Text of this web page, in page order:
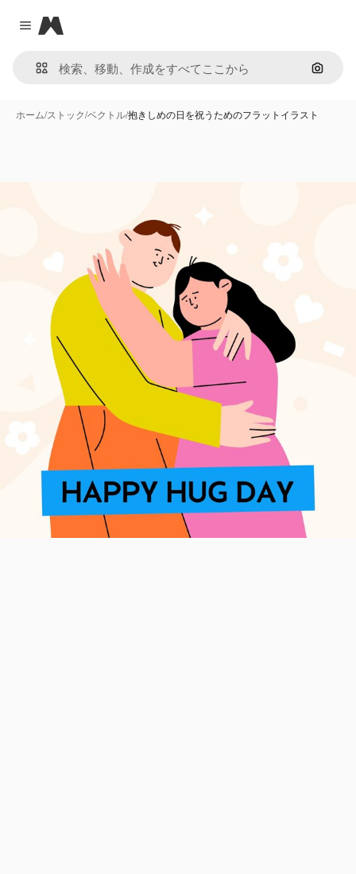
Close menu
Magnific
画像で
ホーム/ストック/ベクトル/抱きしめの日を祝うためのフラットイラスト